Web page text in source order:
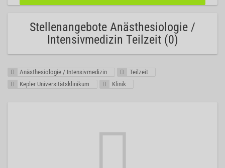
Stellenangebote Anästhesiologie /
Intensivmedizin Teilzeit (0)
Anästhesiologie / Intensivmedizin
Teilzeit
Kepler Universitätsklinikum
Klinik